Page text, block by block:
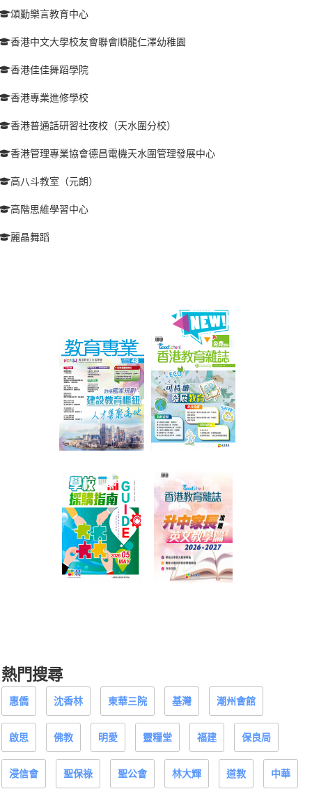
頌勤樂言教育中心
香港中文大學校友會聯會順龍仁澤幼稚園
香港佳佳舞蹈學院
香港專業進修學校
香港普通話研習社夜校（天水圍分校）
香港管理專業協會德昌電機天水圍管理發展中心
高八斗教室（元朗）
高階思維學習中心
麗晶舞蹈
熱門搜尋
惠僑 沈香林 東華三院 基灣 潮州會館
啟思 佛教 明愛 靈糧堂 福建 保良局
浸信會 聖保祿 聖公會 林大輝 道教 中華